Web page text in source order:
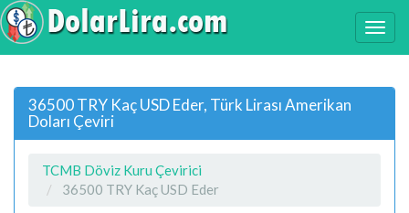
36500 TRY Kaç USD Eder, Türk Lirası Amerikan
Doları Çeviri
TCMB Döviz Kuru Çevirici
36500 TRY Kaç USD Eder